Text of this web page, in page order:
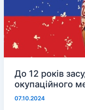
До 12 років
окупаційного
07.10.2024